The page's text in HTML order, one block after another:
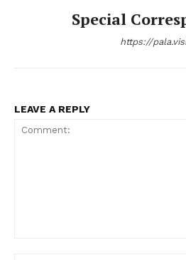
Special
https://
LEAVE A REPLY